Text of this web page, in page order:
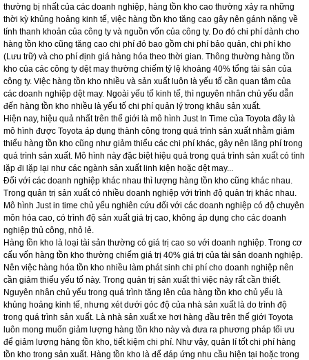
thường bị nhất của các doanh nghiệp, hàng tồn kho cao thường xảy ra những
thời kỳ khủng hoảng kinh tế, việc hàng tồn kho tăng cao gây nên gánh nặng về
tính thanh khoản của công ty và nguồn vốn của công ty. Do đó chi phí dành cho
hàng tồn kho cũng tăng cao chi phí đó bao gồm chi phí bảo quản, chi phí kho
(Lưu trữ) và cho phí định giá hàng hóa theo thời gian. Thông thường hàng tồn
kho của các công ty dệt may thường chiếm tỷ lệ khoảng 40% tổng tài sản của
công ty. Việc hàng tồn kho nhiều và sản xuất luôn là yếu tố cần quan tâm của
các doanh nghiệp dệt may. Ngoài yếu tố kinh tế, thì nguyên nhân chủ yếu dẫn
đến hàng tồn kho nhiều là yếu tố chi phí quản lý trong khâu sản xuất.
Hiện nay, hiệu quả nhất trên thế giới là mô hình Just In Time của Toyota đây là
mô hình được Toyota áp dụng thành công trong quá trình sản xuất nhằm giảm
thiểu hàng tồn kho cũng như giảm thiểu các chi phí khác, gây nên lãng phí trong
quá trình sản xuất. Mô hình này đặc biệt hiệu quả trong quá trình sản xuất có tính
lặp đi lặp lại như các ngành sản xuất linh kiện hoặc dệt may...
Đối với các doanh nghiệp khác nhau thì lượng hàng tồn kho cũng khác nhau.
Trong quản trị sản xuất có nhiều doanh nghiệp với trình độ quản trị khác nhau.
Mô hình Just in time chủ yếu nghiên cứu đối với các doanh nghiệp có độ chuyên
môn hóa cao, có trình độ sản xuất giá trị cao, không áp dụng cho các doanh
nghiệp thủ công, nhỏ lẻ.
Hàng tồn kho là loại tài sản thường có giá trị cao so với doanh nghiệp. Trong cơ
cấu vốn hàng tồn kho thường chiếm giá trị 40% giá trị của tài sản doanh nghiệp.
Nên việc hàng hóa tồn kho nhiều làm phát sinh chi phí cho doanh nghiệp nên
cần giảm thiểu yếu tố này. Trong quản trị sản xuất thì việc này rất cần thiết.
Nguyên nhân chủ yếu trong quá trình tăng lên của hàng tồn kho chủ yếu là
khủng hoảng kinh tế, nhưng xét dưới góc độ của nhà sản xuất là do trình độ
trong quá trình sản xuất. Là nhà sản xuất xe hơi hàng đầu trên thế giới Toyota
luôn mong muốn giảm lượng hàng tồn kho này và đưa ra phương pháp tối ưu
để giảm lượng hàng tồn kho, tiết kiệm chi phí. Như vậy, quản lí tốt chi phí hàng
tồn kho trong sản xuất. Hàng tồn kho là để đáp ứng nhu cầu hiện tại hoặc trong